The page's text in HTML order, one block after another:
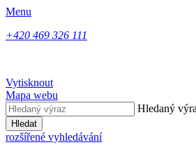
Menu
+420 469 326 111
Vytisknout
Mapa webu
Hledaný
Hledat
rozšířené vyhledávání